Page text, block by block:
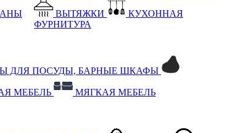
ВЫТЯЖКИ
КУХОННАЯ
ФУРНИТУРА
ДЛЯ ПОСУДЫ, БАРНЫЕ ШКАФЫ
МЕБЕЛЬ МЯГКАЯ МЕБЕЛЬ